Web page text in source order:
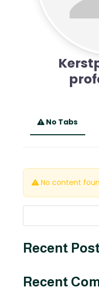
No Tabs
No content
Recent
Recent